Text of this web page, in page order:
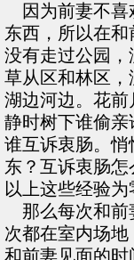
因为前妻不喜
东西，所以在和
没有走过公园
草从区和林区，
湖边河边。花前
静时树下谁偷
谁互诉衷肠。
东？互诉衷肠
以上这些经验为
那么每次和前
次都在室内场
和前妻见面的